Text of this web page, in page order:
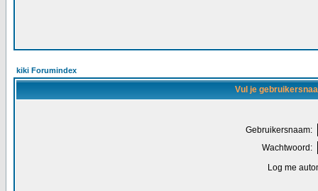
kiki Forumindex
Vul je
Gebruikersnaam:
Wachtwoord:
Log me